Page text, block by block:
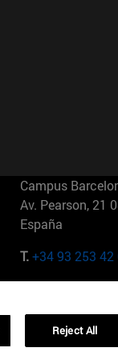
Campus
Av. Pearson, 21
España
T.+34 93 253 42
01321001 Bela
Reject All